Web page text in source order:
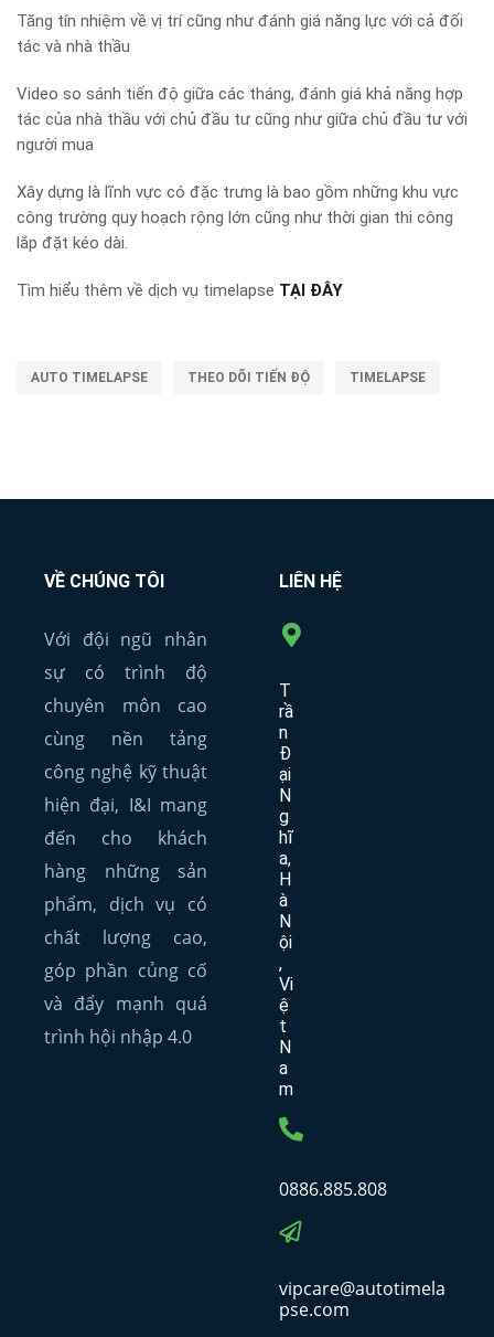
Tăng tín nhiệm về vị trí cũng như đánh giá năng lực với cả đối
tác và nhà thầu
Video so sánh tiến độ giữa các tháng, đánh giá khả năng hợp
tác của nhà thầu với chủ đầu tư cũng như giữa chủ đầu tư với
người mua
Xây dựng là lĩnh vực có đặc trưng là bao gồm những khu vực
công trường quy hoạch rộng lớn cũng như thời gian thi công
lắp đặt kéo dài.
Tìm hiểu thêm về dịch vụ timelapse TẠI ĐÂY
AUTO TIMELAPSE THEO DÕI TIẾN ĐỘ TIMELAPSE
VỀ CHÚNG TÔI
Với đội ngũ nhân
sự có trình độ
chuyên môn cao
cùng nền tảng
công nghệ kỹ thuật
hiện đại, I&I mang
đến cho khách
hàng những sản
phẩm, dịch vụ có
chất lượng cao,
góp phần củng cố
và đẩy mạnh quá
trình hội nhập 4.0
LIÊN HỆ
T
rầ
n
Đ
ại
N
g
hĩ
a,
H
à
N
ội
,
Vi
ệ
t
N
a
m
0886.885.808
vipcare@autotimela
pse.com